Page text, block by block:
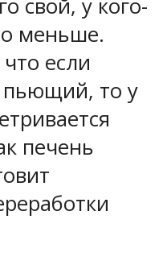
свой, у кого-
меньше.
если
пьющий, то у
печень